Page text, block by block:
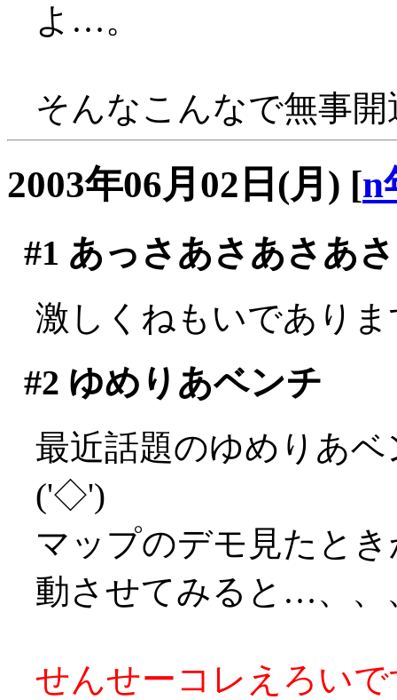
よ…。
そんなこんなで無事
2003年06月02日(月) [n
#1 あっさあさあさあ
激しくねもいであり
#2 ゆめりあベンチ
最近話題のゆめりあ
('◇')ゞ
マップのデモ見たと
動させてみると…、、
せんせーコレえろい